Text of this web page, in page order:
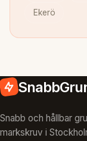
Ekerö
Snabb och hållbar
markskruv i